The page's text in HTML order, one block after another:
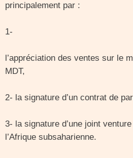
principalement par :
1-
l’appréciation des ventes sur le
MDT,
2- la signature d’un contrat de
3- la signature d’une joint
l’Afrique subsaharienne.